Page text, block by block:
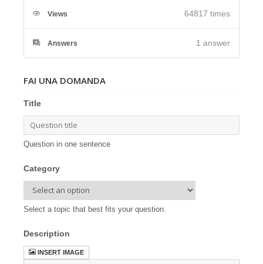
Views 64817 times
Answers 1 answer
FAI UNA DOMANDA
Title
Question in one sentence
Category
Select a topic that best fits your question.
Description
INSERT IMAGE